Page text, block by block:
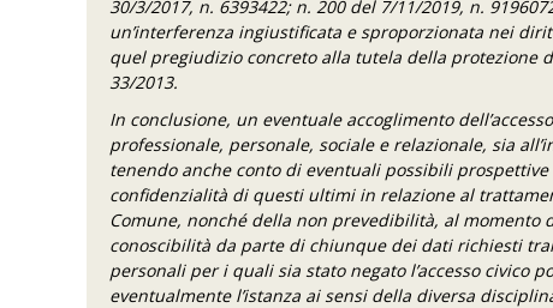
30/3/2017, n. 6393422;n. 200 del 7/11/2019, n.
un’interferenza ingiustificata e sproporzionata nei
quel pregiudizio concreto alla tutela della protezione
33/2013.
In conclusione, un eventuale accoglimento
professionale, personale, sociale e relazionale, sia
tenendo anche conto di eventuali possibili
confidenzialità di questi ultimi in relazione al
Comune, nonché della non prevedibilità, al
conoscibilità da parte di chiunque dei dati richiesti
personali per i quali sia stato negato l’accesso civico
eventualmente l’istanza ai sensi della diversa